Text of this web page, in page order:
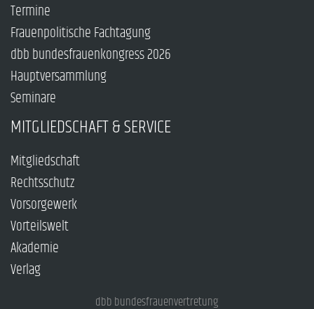
Termine
Frauenpolitische Fachtagung
dbb bundesfrauenkongress 2026
Hauptversammlung
Seminare
MITGLIEDSCHAFT & SERVICE
Mitgliedschaft
Rechtsschutz
Vorsorgewerk
Vorteilswelt
Akademie
Verlag
dbb bundesfrauenvertretung